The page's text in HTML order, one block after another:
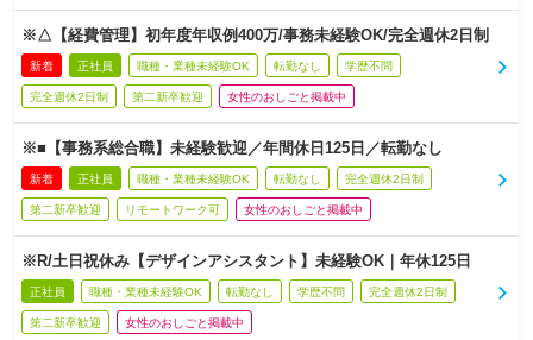
※△【経費管理】初年度年収例400万/事務未経験OK/完全週休2日制
新着 正社員 職種・業種未経験OK 転勤なし 学歴不問
完全週休2日制 第二新卒歓迎 女性のおしごと掲載中
※■【事務系総合職】未経験歓迎／年間休日125日／転勤なし
新着 正社員 職種・業種未経験OK 転勤なし 完全週休2日制
第二新卒歓迎 リモートワーク可 女性のおしごと掲載中
※R/土日祝休み【デザインアシスタント】未経験OK｜年休125日
正社員 職種・業種未経験OK 転勤なし 学歴不問 完全週休2日制
第二新卒歓迎 女性のおしごと掲載中